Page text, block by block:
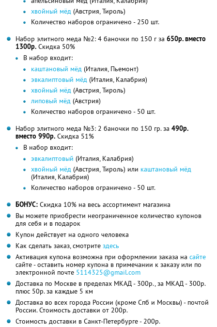
хвойный мёд (Австрия, Тироль)
Количество наборов ограничено - 250 шт.
Набор элитного меда №2: 4 баночки по 150 г за 650р. вместо
1300р. Скидка 50%
В набор входит:
каштановый мёд (Италия, Пьемонт)
эвкалиптовый мёд (Италия, Калабрия)
хвойный мёд (Австрия, Тироль)
липовый мёд (Австрия)
Количество наборов ограничено - 50 шт.
Набор элитного меда №3: 2 баночки по 150 гр. за 490р.
вместо 990р. Скидка 51%
В набор входит:
эвкалиптовый (Италия, Калабрия)
хвойный мёд (Австрия, Тироль) или каштановый мёд
(Италия, Калабрия)
Количество наборов ограничено - 50 шт.
БОНУС: Скидка 10% на весь ассортимент магазина
Вы можете приобрести неограниченное количество купонов
для себя и в подарок
Купон действует на одного человека
Как сделать заказ, смотрите здесь
Активация купона возможна при оформлении заказа на сайте
сайте - оставить номер купона в примечании к заказу или по
электронной почте 5114325@gmail.com
Доставка по Москве в пределах МКАД - 300р., за МКАД - 300р.
плюс 50р. за каждые 5 км
Доставка во всех города России (кроме Спб и Москвы) - почтой
России. Стоимость доставки от 200р.
Стоимость доставки в Санкт-Петербурге - 200р.